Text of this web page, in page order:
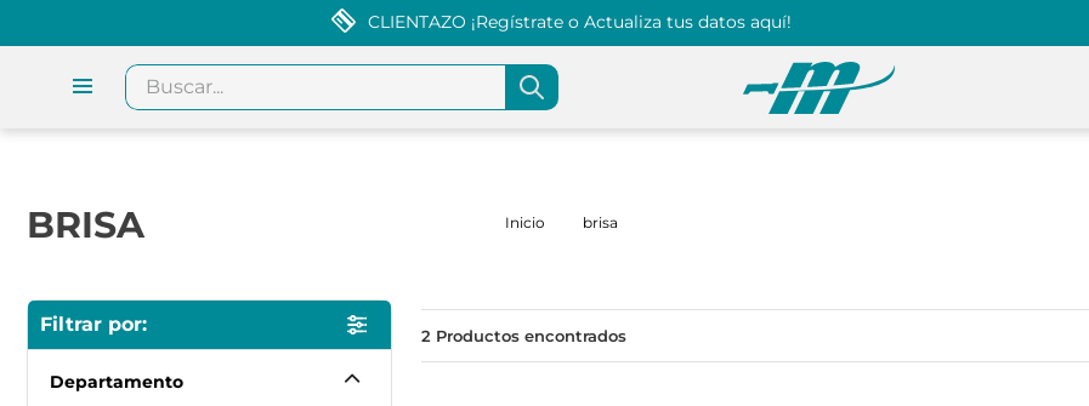
CLIENTAZO ¡Regístrate o Actualiza tus datos aquí!
Buscar...
BRISA brisa
Departamento
2